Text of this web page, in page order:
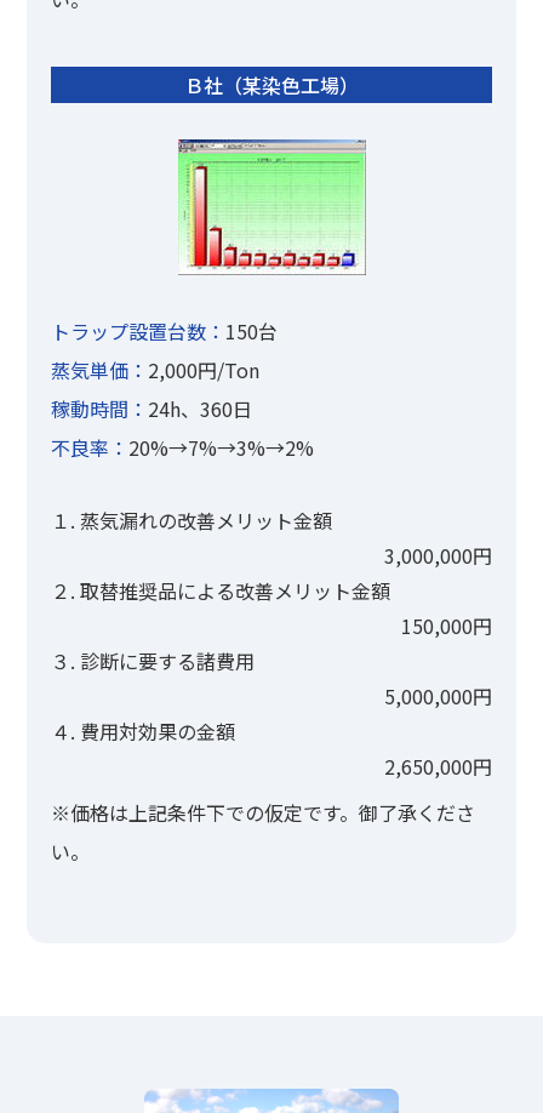
Ｂ社（某染色工場）
トラップ設置台数： 150台
蒸気単価： 2,000円/Ton
稼動時間： 24h、360日
不良率： 20%→7%→3%→2%
１. 蒸気漏れの改善メリット金額
3,000,000円
２. 取替推奨品による改善メリット金額
150,000円
３. 診断に要する諸費用
5,000,000円
４. 費用対効果の金額
2,650,000円
※価格は上記条件下での仮定です。御了承くださ
い。